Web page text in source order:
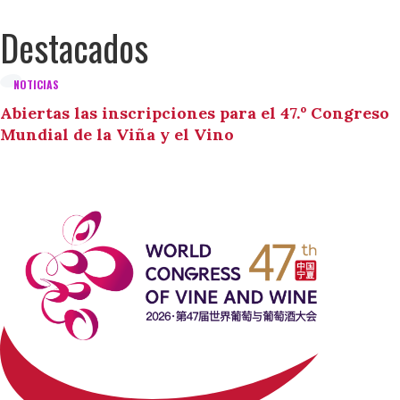
Destacados
NOTICIAS
Abiertas las inscripciones para el 47.º Congreso
Mundial de la Viña y el Vino